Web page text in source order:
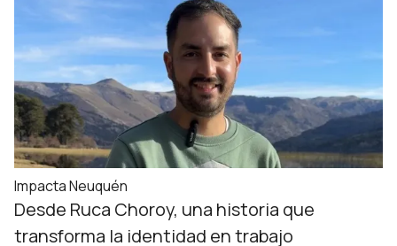
Impacta Neuquén
Desde Ruca Choroy, una historia que
transforma la identidad en trabajo